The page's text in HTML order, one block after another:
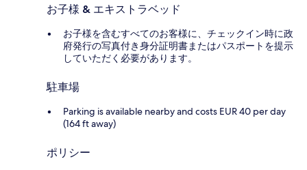
お子様 & エキストラベッド
お子様を含むすべてのお客様に、チェックイン時に政
府発行の写真付き身分証明書またはパスポートを提示
していただく必要があります。
駐車場
Parking is available nearby and costs EUR 40 per day
(164 ft away)
ポリシー